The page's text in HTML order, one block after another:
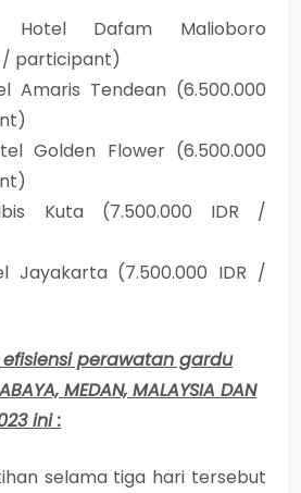
Dafam Malioboro
/ participant)
Amaris Tendean (6.500.000
Golden Flower (6.500.000
Kuta (7.500.000 IDR /
Jayakarta (7.500.000 IDR /
perawatan gardu
MEDAN, MALAYSIA DAN
ini :
selama tiga hari tersebut